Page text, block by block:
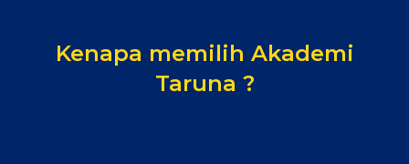
Kenapa memilih Akademi
Taruna ?